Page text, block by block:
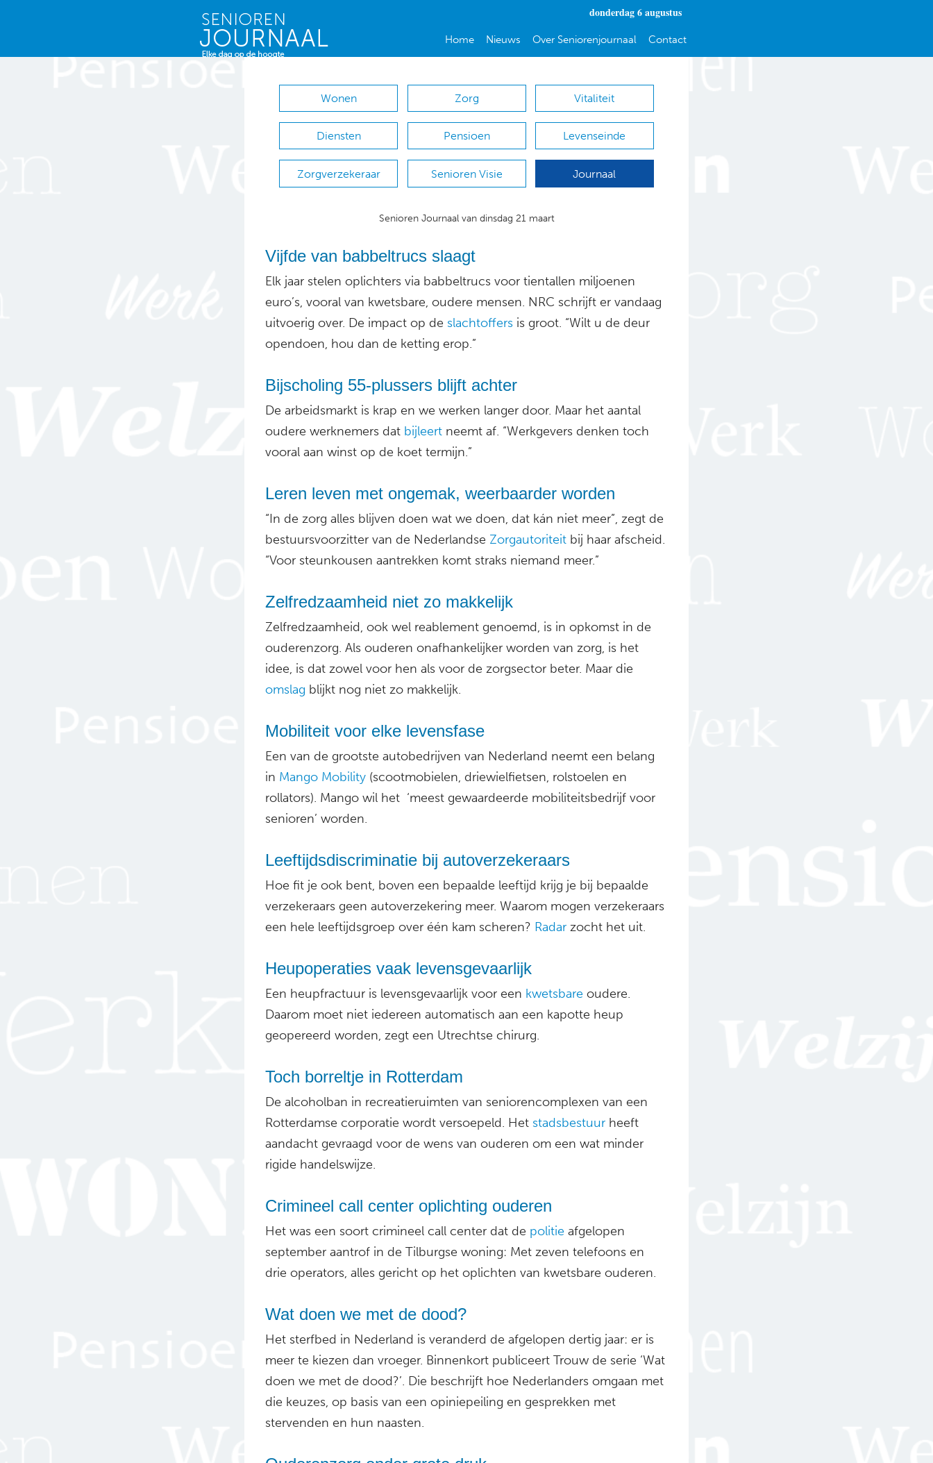
donderdag 6 augustus
Home Nieuws Over Seniorenjournaal Contact
Wonen Zorg Vitaliteit
Diensten Pensioen Levenseinde
Zorgverzekeraar Senioren Visie Journaal
Senioren Journaal van dinsdag 21 maart
Vijfde van babbeltrucs slaagt
Elk jaar stelen oplichters via babbeltrucs voor tientallen miljoenen
euro’s, vooral van kwetsbare, oudere mensen. NRC schrijft er vandaag
uitvoerig over. De impact op de slachtoffers is groot. “Wilt u de deur
opendoen, hou dan de ketting erop.”
Bijscholing 55-plussers blijft achter
De arbeidsmarkt is krap en we werken langer door. Maar het aantal
oudere werknemers dat bijleert neemt af. “Werkgevers denken toch
vooral aan winst op de koet termijn.”
Leren leven met ongemak, weerbaarder worden
“In de zorg alles blijven doen wat we doen, dat kán niet meer”, zegt de
bestuursvoorzitter van de Nederlandse Zorgautoriteit bij haar afscheid.
“Voor steunkousen aantrekken komt straks niemand meer.”
Zelfredzaamheid niet zo makkelijk
Zelfredzaamheid, ook wel reablement genoemd, is in opkomst in de
ouderenzorg. Als ouderen onafhankelijker worden van zorg, is het
idee, is dat zowel voor hen als voor de zorgsector beter. Maar die
omslag blijkt nog niet zo makkelijk.
Mobiliteit voor elke levensfase
Een van de grootste autobedrijven van Nederland neemt een belang
in Mango Mobility (scootmobielen, driewielfietsen, rolstoelen en
rollators). Mango wil het ‘meest gewaardeerde mobiliteitsbedrijf voor
senioren’ worden.
Leeftijdsdiscriminatie bij autoverzekeraars
Hoe fit je ook bent, boven een bepaalde leeftijd krijg je bij bepaalde
verzekeraars geen autoverzekering meer. Waarom mogen verzekeraars
een hele leeftijdsgroep over één kam scheren? Radar zocht het uit.
Heupoperaties vaak levensgevaarlijk
Een heupfractuur is levensgevaarlijk voor een kwetsbare oudere.
Daarom moet niet iedereen automatisch aan een kapotte heup
geopereerd worden, zegt een Utrechtse chirurg.
Toch borreltje in Rotterdam
De alcoholban in recreatieruimten van seniorencomplexen van een
Rotterdamse corporatie wordt versoepeld. Het stadsbestuur heeft
aandacht gevraagd voor de wens van ouderen om een wat minder
rigide handelswijze.
Crimineel call center oplichting ouderen
Het was een soort crimineel call center dat de politie afgelopen
september aantrof in de Tilburgse woning: Met zeven telefoons en
drie operators, alles gericht op het oplichten van kwetsbare ouderen.
Wat doen we met de dood?
Het sterfbed in Nederland is veranderd de afgelopen dertig jaar: er is
meer te kiezen dan vroeger. Binnenkort publiceert Trouw de serie ‘Wat
doen we met de dood?’. Die beschrijft hoe Nederlanders omgaan met
die keuzes, op basis van een opiniepeiling en gesprekken met
stervenden en hun naasten.